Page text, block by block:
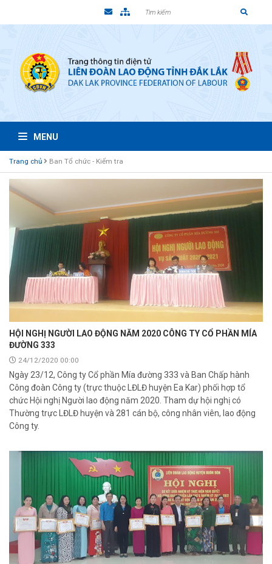
MENU
Trang chủ Ban Tổ chức - Kiểm tra
HỘI NGHỊ NGƯỜI LAO ĐỘNG NĂM 2020 CÔNG TY CỔ PHẦN MÍA
ĐƯỜNG 333
24/12/2020 00:00
Ngày 23/12, Công ty Cổ phần Mía đường 333 và Ban Chấp hành
Công đoàn Công ty (trực thuộc LĐLĐ huyện Ea Kar) phối hợp tổ
chức Hội nghị Người lao động năm 2020. Tham dự hội nghị có
Thường trực LĐLĐ huyện và 281 cán bộ, công nhân viên, lao động
Công ty.